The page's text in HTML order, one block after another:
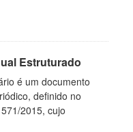
Estruturado
é um documento
definido no
2015, cujo